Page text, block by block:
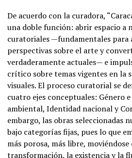
De acuerdo con la curadora,
una doble función: abrir espacio a
curatoriales —fundamentales para
perspectivas sobre el arte y
verdaderamente actuales— e
crítico sobre temas vigentes en la
visuales. El proceso curatorial se
cuatro ejes conceptuales: Género
ambiental, Identidad nacional y
embargo, las obras seleccionadas
bajo categorías fijas, pues lo que
más porosa, más libre,
transformación, la existencia y la